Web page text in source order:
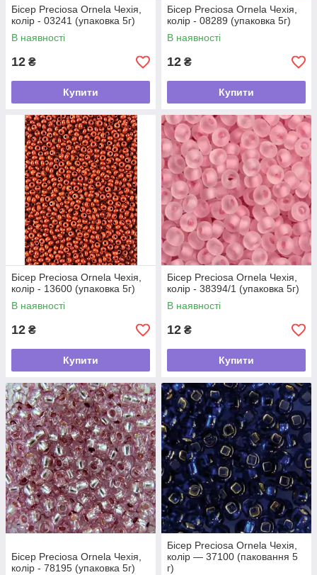
Бісер Preciosa Ornela Чехія,
колір - 03241 (упаковка 5г)
В наявності
12 ₴
Купити
Бісер Preciosa Ornela Чехія,
колір - 08289 (упаковка 5г)
В наявності
12 ₴
Купити
Бісер Preciosa Ornela Чехія,
колір - 13600 (упаковка 5г)
В наявності
12 ₴
Купити
Бісер Preciosa Ornela Чехія,
колір - 38394/1 (упаковка 5г)
В наявності
12 ₴
Купити
Бісер Preciosa Ornela Чехія,
колір - 78195 (упаковка 5г)
Бісер Preciosa Ornela Чехія,
колір — 37100 (паковання 5
г)